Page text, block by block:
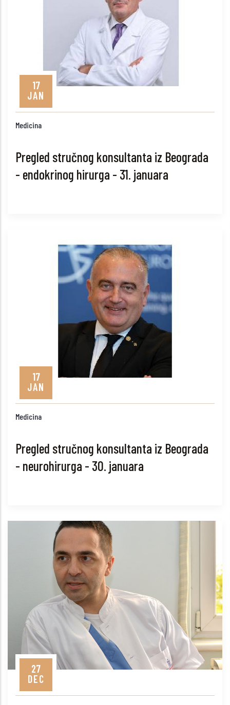
17
JAN
Medicina
Pregled stručnog konsultanta iz Beograda
- endokrinog hirurga - 31. januara
17
JAN
Medicina
Pregled stručnog konsultanta iz Beograda
- neurohirurga - 30. januara
27
DEC